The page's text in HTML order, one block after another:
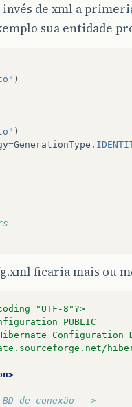
de xml a
sua entidade
)
)
=GenerationType .
ficaria mais ou
8"?>
PUBLIC
Hibernate Configuration
de conexão -->